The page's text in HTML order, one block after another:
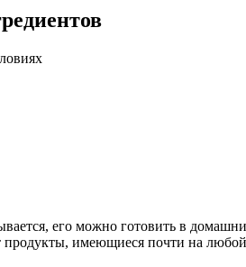
его можно готовить в
продукты, имеющиеся почти на